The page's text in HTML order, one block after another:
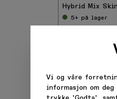
Hybrid Mix
5+ på lager
Vi og våre
informasjon om